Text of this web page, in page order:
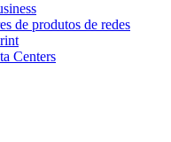
de produtos de redes
Centers